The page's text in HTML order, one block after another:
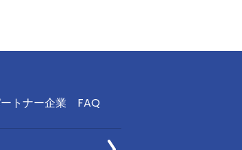
トナー企業 FAQ